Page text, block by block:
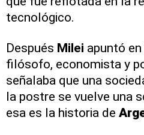
tecnológico.
Después Milei apuntó
filósofo, economista y
señalaba que una
la postre se vuelve una
esa es la historia de